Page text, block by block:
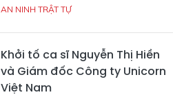
AN NINH TRẬT TỰ
Khởi tố ca sĩ Nguyễn Thị Hiền
và Giám đốc Công ty Unicorn
Việt Nam